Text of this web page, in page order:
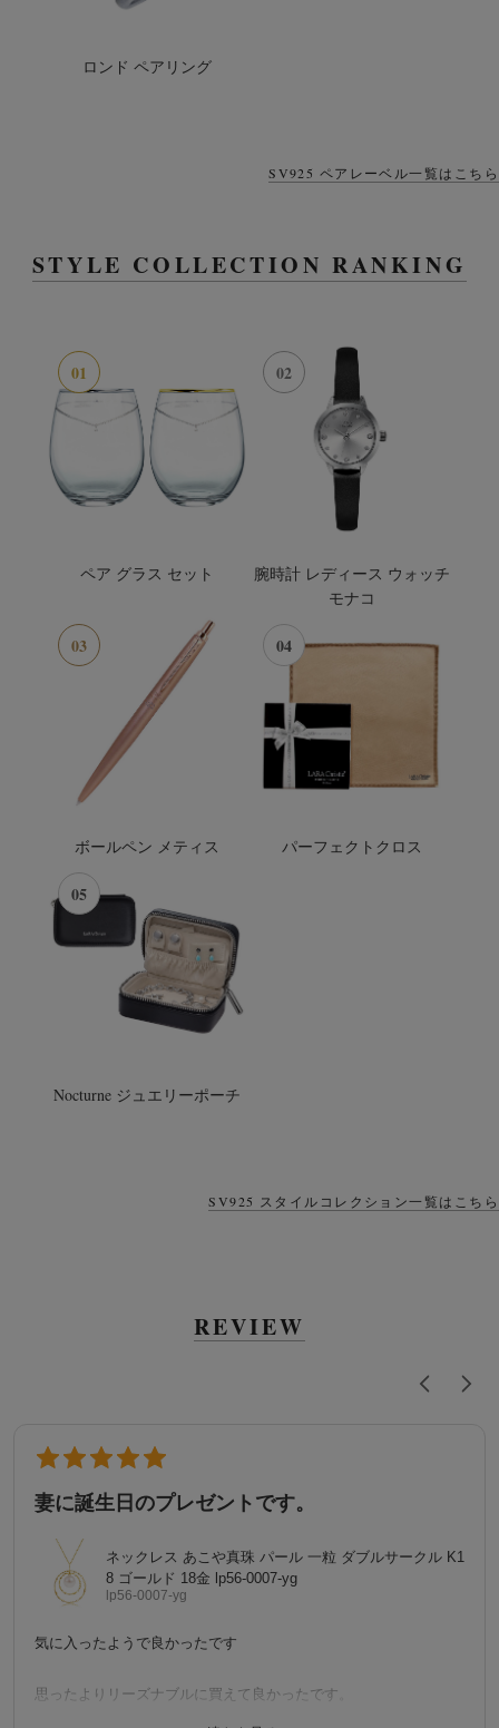
ロンド ペアリング
SV925 ペアレーベル一覧はこちら
STYLE COLLECTION RANKING
01
ペア グラス セット
02
腕時計 レディース ウォッチ
モナコ
03
ボールペン メティス
04
パーフェクトクロス
05
Nocturne ジュエリーポーチ
SV925 スタイルコレクション一覧はこちら
REVIEW
妻に誕生日のプレゼントです。
ネックレス あこや真珠 パール 一粒 ダブルサークル K1
8 ゴールド 18金 lp56-0007-yg
lp56-0007-yg
気に入ったようで良かったです
思ったよりリーズナブルに買えて良かったです。